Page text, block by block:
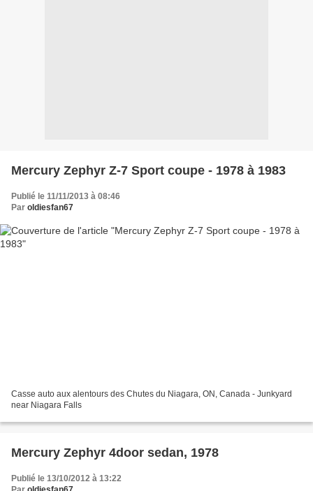
Mercury Zephyr Z-7 Sport coupe - 1978 à 1983
Publié le 11/11/2013 à 08:46
Par oldiesfan67
Casse auto aux alentours des Chutes du Niagara, ON, Canada - Junkyard
near Niagara Falls
Mercury Zephyr 4door sedan, 1978
Publié le 13/10/2012 à 13:22